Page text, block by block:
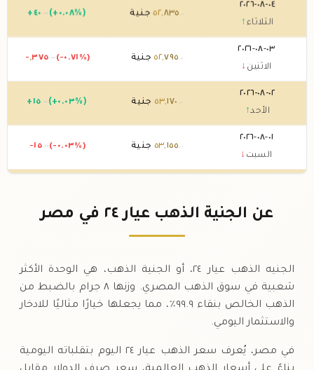
٠٤-٠٨-٢٠٢٦
الثلاثاء ↑
٥٢,٨٣٥ جنية +٤٠ .٠٠ (+٠.٠٨%)
٠٣-٠٨-٢٠٢٦
الاثنين ↓
٥٢,٧٩٥.٠٠ جنية -,٣٧٥ .٠٠ (-٠.٧١%)
٠٢-٠٨-٢٠٢٦
الأحد↑
٥٣,١٧٠ .٠٠ جنية + ١٥ .٠٠ (+٠.٠٣%)
٠١-٠٨-٢٠٢٦
السبت ↓
٥٣,١٥٥.٠٠ جنية -١٥ .٠٠ (-٠.٠٣%)
٥٣,٦٢٥.٠٠ جنية
عن الجنية الذهب عيار ٢٤ في مصر
الجنيه الذهب عيار ٢٤، أو الجنية الذهب، هي الوحدة الأكثر
شعبية في سوق الذهب المصري. وزنها ٨ جرام بالضبط من
الذهب الخالص بنقاء ٩٩.٩٪، مما يجعلها خيارًا مثاليًا للادخار
والاستثمار اليومي.
في مصر، يُعرف سعر الذهب عيار ٢٤ اليوم بتقلباته اليومية